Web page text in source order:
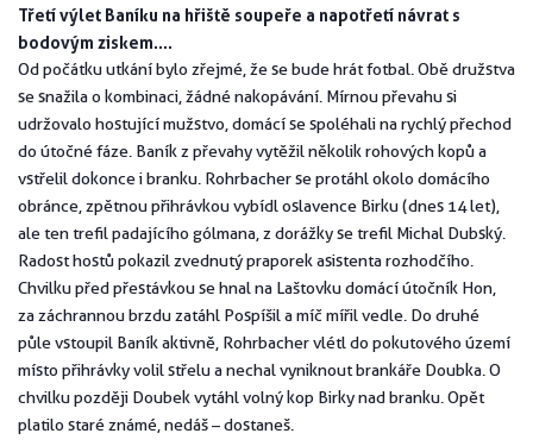
Třetí výlet Baníku na hřiště soupeře a napotřetí návrat s
bodovým ziskem….
Od počátku utkání bylo zřejmé, že se bude hrát fotbal. Obě družstva
se snažila o kombinaci, žádné nakopávání. Mírnou převahu si
udržovalo hostující mužstvo, domácí se spoléhali na rychlý přechod
do útočné fáze. Baník z převahy vytěžil několik rohových kopů a
vstřelil dokonce i branku. Rohrbacher se protáhl okolo domácího
obránce, zpětnou přihrávkou vybídl oslavence Birku (dnes 14 let),
ale ten trefil padajícího gólmana, z dorážky se trefil Michal Dubský.
Radost hostů pokazil zvednutý praporek asistenta rozhodčího.
Chvilku před přestávkou se hnal na Laštovku domácí útočník Hon,
za záchrannou brzdu zatáhl Pospíšil a míč mířil vedle. Do druhé
půle vstoupil Baník aktivně, Rohrbacher vlétl do pokutového území
místo přihrávky volil střelu a nechal vyniknout brankáře Doubka. O
chvilku později Doubek vytáhl volný kop Birky nad branku. Opět
platilo staré známé, nedáš – dostaneš.